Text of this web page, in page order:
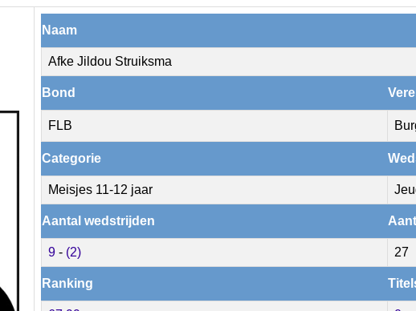
Naam
Afke Jildou Struiksma
Bond
FLB
Categorie
Meisjes 11-12 jaar
Aantal wedstrijden
9 - (2) 27
Ranking